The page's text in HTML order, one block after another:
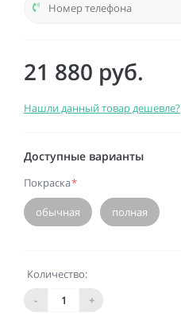
21 880 руб.
Нашли данный товар дешевле?
Доступные варианты
Покраска*
обычная полная
Количество:
-
+